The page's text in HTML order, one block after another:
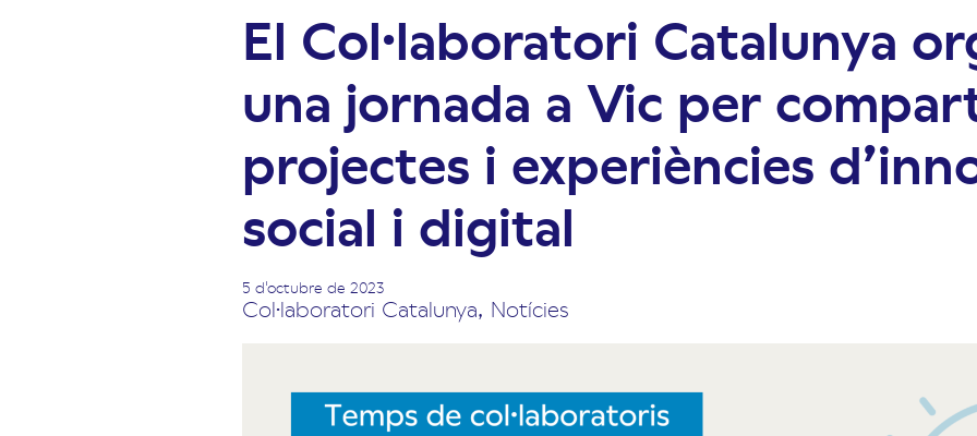
El Col·laboratori Catalunya
una jornada a Vic per
projectes i experiències
social i digital
5 d'octubre de 2023
Col·laboratori Catalunya, Notícies